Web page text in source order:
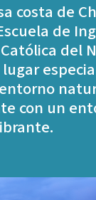
costa de
de
del
con un